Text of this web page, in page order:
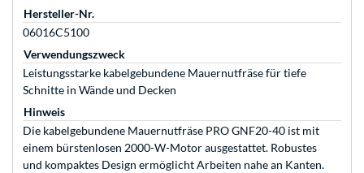
Hersteller-Nr.
06016C5100
Verwendungszweck
Leistungsstarke kabelgebundene Mauernutfräse für tiefe
Schnitte in Wände und Decken
Hinweis
Die kabelgebundene Mauernutfräse PRO GNF20-40 ist mit
einem bürstenlosen 2000-W-Motor ausgestattet. Robustes
und kompaktes Design ermöglicht Arbeiten nahe an Kanten.